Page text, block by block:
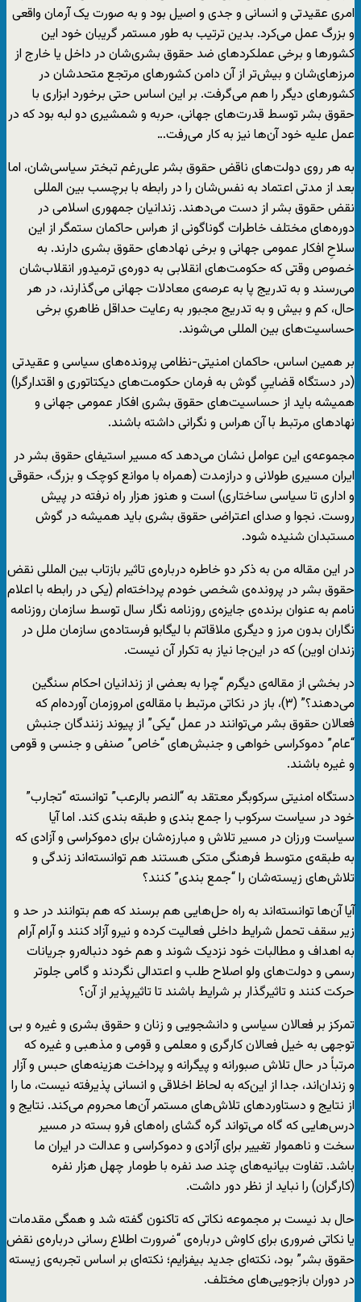
امری عقیدتی و انسانی و جدی و اصیل بود و به صورت یک آرمان واقعی
و بزرگ عمل می‌کرد. بدین ترتیب به طور مستمر گریبان خود این
کشورها و برخی عملکردهای ضد حقوق بشری‌شان در داخل یا خارج از
مرزهای‌شان و بیش‌تر از آن دامن کشورهای مرتجع متحدشان در
کشورهای دیگر را هم می‌گرفت. بر این اساس حتی برخورد ابزاری با
حقوق بشر توسط قدرت‌های جهانی، حربه و شمشیری دو لبه بود که در
عمل علیه خود آن‌ها نیز به کار می‌رفت…
به هر روی دولت‌های ناقض حقوق بشر علی‌رغم تبختر سیاسی‌شان، اما
بعد از مدتی اعتماد به نفس‌شان را در رابطه با برچسب بین المللی
نقض حقوق بشر از دست می‌دهند. زندانیان جمهوری اسلامی در
دوره‌های مختلف خاطرات گوناگونی از هراس حاکمان ستمگر از این
سلاحِ افکار عمومی جهانی و برخی نهادهای حقوق بشری دارند. به
خصوص وقتی که حکومت‌های انقلابی به دوره‌ی ترمیدور انقلاب‌شان
می‌رسند و به تدریج پا به عرصه‌ی معادلات جهانی می‌گذارند، در هر
حال، کم و بیش و به تدریج مجبور به رعایت حداقل ظاهریِ برخی
حساسیت‌های بین المللی می‌شوند.
بر همین اساس، حاکمان امنیتی-نظامی پرونده‌های سیاسی و عقیدتی
(در دستگاه قضاییِ گوش به فرمان حکومت‌های دیکتاتوری و اقتدارگرا)
همیشه باید از حساسیت‌های حقوق بشری افکار عمومی جهانی و
نهادهای مرتبط با آن هراس و نگرانی داشته باشند.
مجموعه‌ی این عوامل نشان می‌دهد که مسیر استیفای حقوق بشر در
ایران مسیری طولانی و درازمدت (همراه با موانع کوچک و بزرگ، حقوقی
و اداری تا سیاسی ساختاری) است و هنوز هزار راه نرفته در پیش
روست. نجوا و صدای اعتراضی حقوق بشری باید همیشه در گوش
مستبدان شنیده شود.
در این مقاله من به ذکر دو خاطره درباره‌ی تاثیر بازتاب بین المللی نقض
حقوق بشر در پرونده‌ی شخصی خودم پرداخته‌ام (یکی در رابطه با اعلام
نامم به عنوان برنده‌ی جایزه‌ی روزنامه نگار سال توسط سازمان روزنامه
نگاران بدون مرز و دیگری ملاقاتم با لیگابو فرستاده‌ی سازمان ملل در
زندان اوین) که در این‌جا نیاز به تکرار آن نیست.
در بخشی از مقاله‌ی دیگرم “چرا به بعضی از زندانیان احکام سنگین
می‌دهند؟” (۳)، باز در نکاتی مرتبط با مقاله‌ی امروزمان آورده‌ام که
فعالان حقوق بشر می‌توانند در عمل “یکی” از پیوند زنندگان جنبش
“عام” دموکراسی خواهی و جنبش‌های “خاص” صنفی و جنسی و قومی
و غیره باشند.
دستگاه امنیتی سرکوبگر معتقد به “النصر بالرعب” توانسته “تجارب”
خود در سیاست سرکوب را جمع بندی و طبقه بندی کند. اما آیا
سیاست ورزان در مسیر تلاش و مبارزه‌شان برای دموکراسی و آزادی که
به طبقه‌ی متوسط فرهنگی متکی هستند هم توانسته‌اند زندگی و
تلاش‌های زیسته‌شان را “جمع بندی” کنند؟
آیا آن‌ها توانسته‌اند به راه حل‌هایی هم برسند که هم بتوانند در حد و
زیر سقف تحمل شرایط داخلی فعالیت کرده و نیرو آزاد کنند و آرام آرام
به اهداف و مطالبات خود نزدیک شوند و هم خود دنباله‌رو جریانات
رسمی و دولت‌های ولو اصلاح طلب و اعتدالی نگردند و گامی جلوتر
حرکت کنند و تاثیرگذار بر شرایط باشند تا تاثیرپذیر از آن؟
تمرکز بر فعالان سیاسی و دانشجویی و زنان و حقوق بشری و غیره و بی
توجهی به خیل فعالان کارگری و معلمی و قومی و مذهبی و غیره که
مرتباً در حال تلاش صبورانه و پیگرانه و پرداخت هزینه‌های حبس و آزار
و زندان‌اند، جدا از این‌که به لحاظ اخلاقی و انسانی پذیرفته نیست، ما را
از نتایج و دستاوردهای تلاش‌های مستمر آن‌ها محروم می‌کند. نتایج و
درس‌هایی که گاه می‌تواند گره گشای راه‌های فرو بسته در مسیر
سخت و ناهموار تغییر برای آزادی و دموکراسی و عدالت در ایران ما
باشد. تفاوت بیانیه‌های چند صد نفره با طومار چهل هزار نفره
(کارگران) را نباید از نظر دور داشت.
حال بد نیست بر مجموعه نکاتی که تاکنون گفته شد و همگی مقدمات
یا نکاتی ضروری برای کاوش درباره‌ی “ضرورت اطلاع رسانی درباره‌ی نقض
حقوق بشر” بود، نکته‌ای جدید بیفزایم؛ نکته‌ای بر اساس تجربه‌ی زیسته
در دوران بازجویی‌های مختلف.